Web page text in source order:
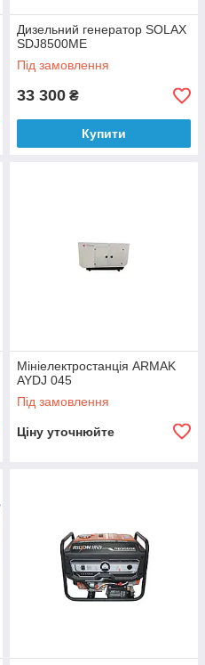
Дизельний генератор SOLAX
SDJ8500ME
Під замовлення
33 300 ₴
Купити
Мініелектростанція ARMAK
AYDJ 045
Під замовлення
Ціну уточнюйте